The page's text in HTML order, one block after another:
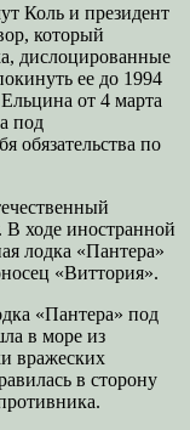
Коль и президент
который
дислоцированные
ее до 1994
от 4 марта
под
обязательства по
ходе иностран­ной
лодка «Пантера»
«Виттория».
«Пантера» под
в море из
вражеских
в сторону